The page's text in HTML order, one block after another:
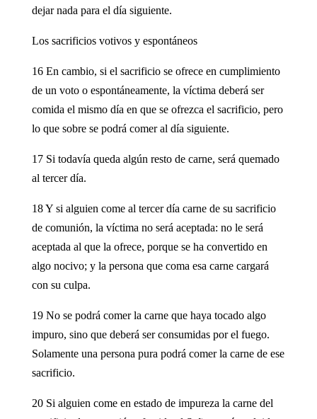
dejar nada para el día siguiente.
Los sacrificios votivos y espontáneos
16 En cambio, si el sacrificio se ofrece en cumplimiento
de un voto o espontáneamente, la víctima deberá ser
comida el mismo día en que se ofrezca el sacrificio, pero
lo que sobre se podrá comer al día siguiente.
17 Si todavía queda algún resto de carne, será quemado
al tercer día.
18 Y si alguien come al tercer día carne de su sacrificio
de comunión, la víctima no será aceptada: no le será
aceptada al que la ofrece, porque se ha convertido en
algo nocivo; y la persona que coma esa carne cargará
con su culpa.
19 No se podrá comer la carne que haya tocado algo
impuro, sino que deberá ser consumidas por el fuego.
Solamente una persona pura podrá comer la carne de ese
sacrificio.
20 Si alguien come en estado de impureza la carne del